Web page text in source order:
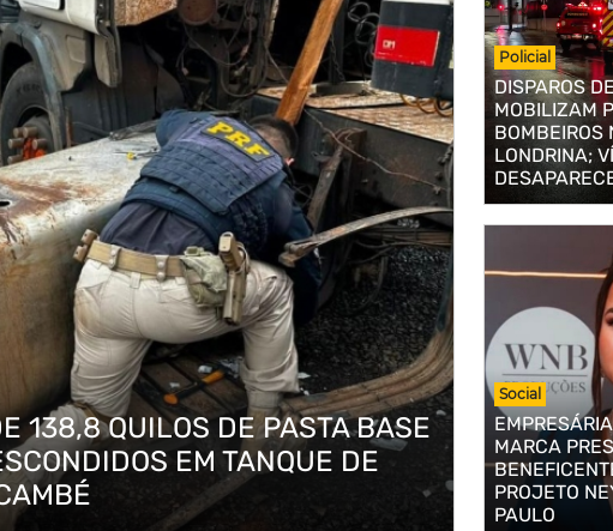
138,8 QUILOS DE PASTA BASE
EM TANQUE DE
Policial
DISPAROS
MOBILIZAM
BOMBEIROS
LONDRINA;
Social
MARCA
PROJETO
PAULO